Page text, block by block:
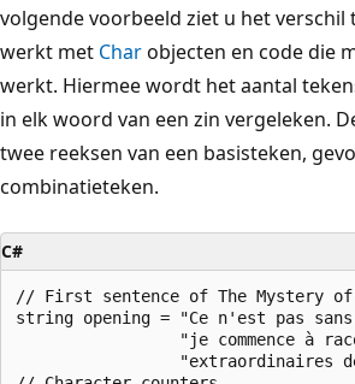
volgende voorbeeld ziet u het verschil
werkt met Charobjecten en code die
werkt. Hiermee wordt het aantal
in elk woord van een zin vergeleken.
twee reeksen van een basisteken,
combinatieteken.
C#
// First sentence of The Mystery of
string opening = "Ce n'est pas
"je commence à
"extraordinaires